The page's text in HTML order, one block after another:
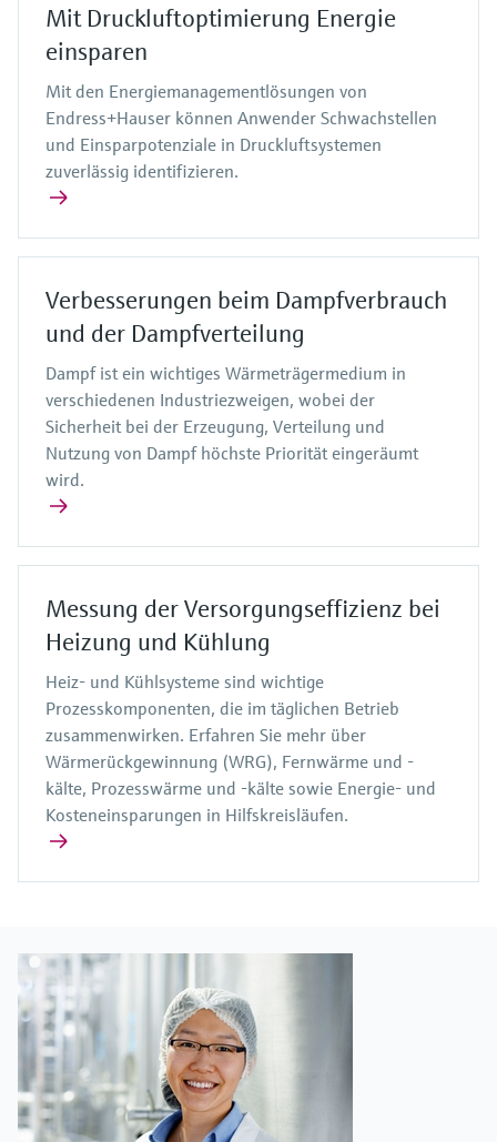
Mit Druckluftoptimierung Energie
einsparen
Mit den Energiemanagementlösungen von
Endress+Hauser können Anwender Schwachstellen
und Einsparpotenziale in Druckluftsystemen
zuverlässig identifizieren.
Verbesserungen beim Dampfverbrauch
und der Dampfverteilung
Dampf ist ein wichtiges Wärmeträgermedium in
verschiedenen Industriezweigen, wobei der
Sicherheit bei der Erzeugung, Verteilung und
Nutzung von Dampf höchste Priorität eingeräumt
wird.
Messung der Versorgungseffizienz bei
Heizung und Kühlung
Heiz- und Kühlsysteme sind wichtige
Prozesskomponenten, die im täglichen Betrieb
zusammenwirken. Erfahren Sie mehr über
Wärmerückgewinnung (WRG), Fernwärme und -
kälte, Prozesswärme und -kälte sowie Energie- und
Kosteneinsparungen in Hilfskreisläufen.